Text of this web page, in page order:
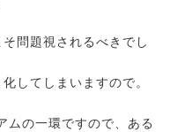
問題視されるべきでし
してしまいますので。
の一環ですので、ある